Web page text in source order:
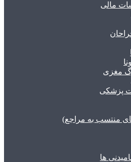
مالی
مغزی
پزشکی
منتسب به مراجع)
ها